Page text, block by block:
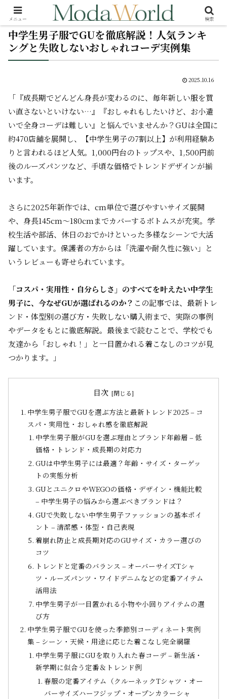
中学生男子服でGUを徹底解説！人気ランキ
ングと失敗しないおしゃれコーデ実例集
2025.10.16
「『成長期でどんどん身長が変わるのに、毎年新しい服を買
い直さないといけない…』『おしゃれもしたいけど、お小遣
いで全身コーデは難しい』と悩んでいませんか？GUは全国に
約470店舗を展開し、【中学生男子の7割以上】が利用経験あ
りと言われるほど人気。1,000円台のトップスや、1,500円前
後のルーズパンツなど、手頃な価格でトレンドデザインが揃
います。
さらに2025年新作では、cm単位で選びやすいサイズ展開
や、身長145cm～180cmまでカバーするボトムスが充実。学
校生活や部活、休日のおでかけといった多様なシーンで大活
躍しています。保護者の方からは「洗濯や耐久性に強い」と
いうレビューも寄せられています。
「コスパ・実用性・自分らしさ」のすべてを叶えたい中学生
男子に、今なぜGUが選ばれるのか？ この記事では、最新トレ
ンド・体型別の選び方・失敗しない購入術まで、実際の事例
やデータをもとに徹底解説。最後まで読むことで、学校でも
友達から「おしゃれ！」と一目置かれる着こなしのコツが見
つかります。」
目次
中学生男子服でGUを選ぶ方法と最新トレンド2025 – コ
スパ・実用性・おしゃれ感を徹底解説
中学生男子服がGUを選ぶ理由とブランド年齢層 – 低
価格・トレンド・成長期の対応力
GUは中学生男子には最適？年齢・サイズ・ターゲッ
トの実態分析
GUとユニクロやWEGOの価格・デザイン・機能比較
– 中学生男子の悩みから選ぶべきブランドは？
GUで失敗しない中学生男子ファッションの基本ポイ
ント – 清潔感・体型・自己表現
着崩れ防止と成長期対応のGUサイズ・カラー選びの
コツ
トレンドと定番のバランス – オーバーサイズTシャ
ツ・ルーズパンツ・ワイドデニムなどの定番アイテム
活用法
中学生男子が一目置かれる小物や小回りアイテムの選
び方
中学生男子服でGUを使った季節別コーディネート実例
集 – シーン・天候・用途に応じた着こなし完全網羅
中学生男子服にGUを取り入れた春コーデ – 新生活・
新学期に似合う定番＆トレンド例
春服の定番アイテム（クルーネックTシャツ・オー
バーサイズハーフジップ・オープンカラーシャ
メニュー 検索